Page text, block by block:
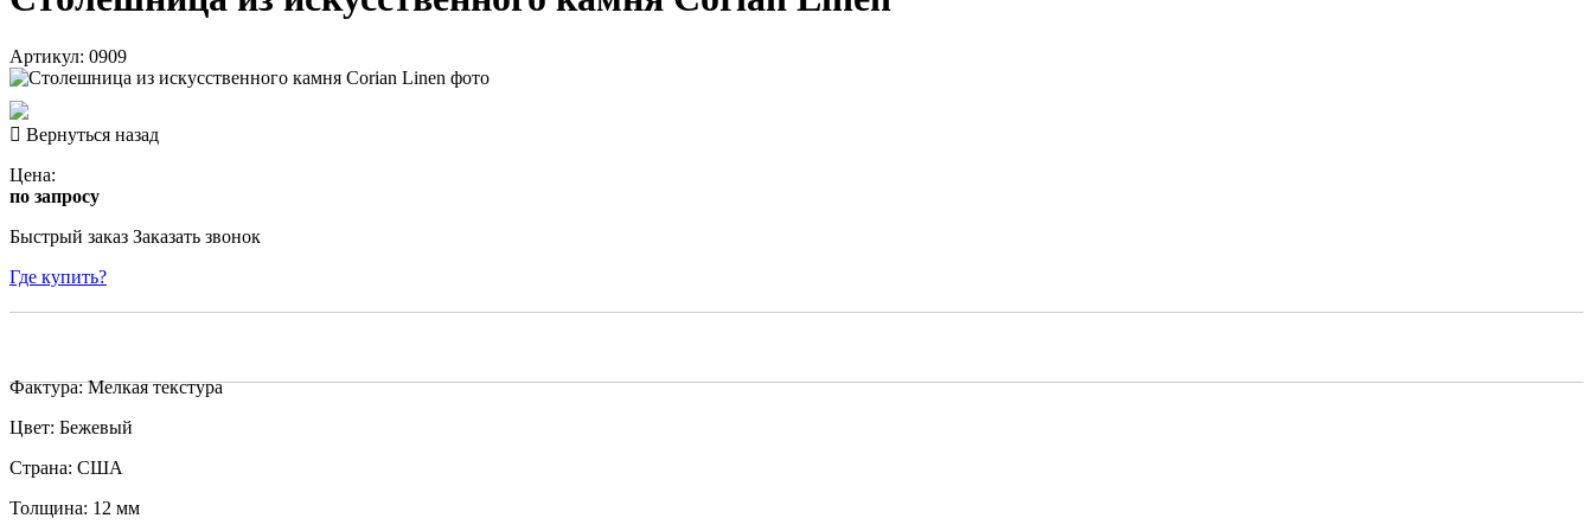
Артикул: 0909
Вернуться назад
Цена:
по запросу
Быстрый заказ Заказать звонок
Где купить?
Фактура: Мелкая текстура
Цвет: Бежевый
Страна: США
Толщина: 12 мм